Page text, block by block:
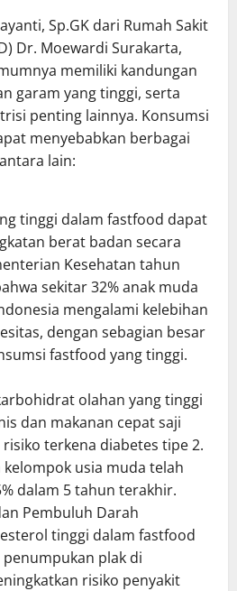
Sp.GK dari Rumah Sakit
Dr. Moewardi Surakarta,
memiliki kandungan
garam yang tinggi, serta
penting lainnya. Konsumsi
menyebabkan berbagai
lain:
tinggi dalam fastfood dapat
berat badan secara
Kesehatan tahun
sekitar 32% anak muda
mengalami kelebihan
dengan sebagian besar
fastfood yang tinggi.
olahan yang tinggi
dan makanan cepat saji
terkena diabetes tipe 2.
kelompok usia muda telah
dalam 5 tahun terakhir.
Pembuluh Darah
tinggi dalam fastfood
plak di
risiko penyakit